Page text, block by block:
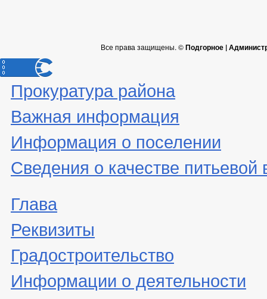
Все права защищены. ©Подгорное |
Прокуратура района
Важная информация
Информация о поселении
Сведения о качестве питьевой
Глава
Реквизиты
Градостроительство
Информации о деятельности